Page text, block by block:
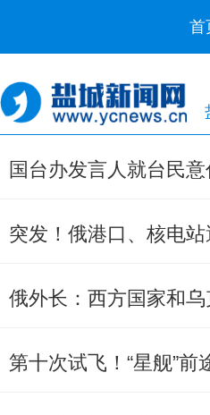
首
国台办发言人就台民
突发！俄港口、核电
俄外长：西方国家和
第十次试飞！“星舰”前